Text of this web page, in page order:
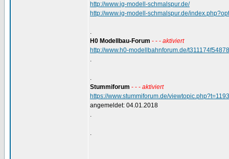
http://www.ig-modell-schmalspur.de/
http://www.ig-modell-schmalspur.de/
.
H0 Modellbau-Forum - - - aktiviert
http://www.h0-modellbahnforum.de/
.
.
Stummiforum - - - aktiviert
https://www.stummiforum.de/
angemeldet: 04.01.2018
.
.